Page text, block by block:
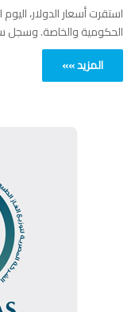
استقرت أسعار الدولار،
الحكومية والخاصة. وسجل
المزيد »»